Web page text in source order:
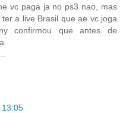
vc paga ja no ps3 nao, mas
a live Brasil que ae vc joga
confirmou que antes de
13:05